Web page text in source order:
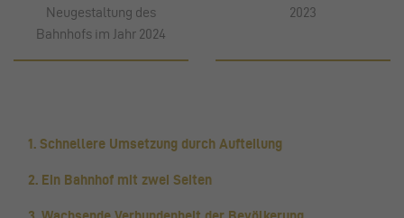
Neugestaltung des
Bahnhofs im Jahr 2024
2023
1. Schnellere Umsetzung durch Aufteilung
2. Ein Bahnhof mit zwei Seiten